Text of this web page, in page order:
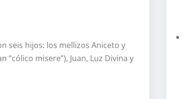
seis hijos: los mellizos Aniceto y
misere”), Juan, Luz Divina y